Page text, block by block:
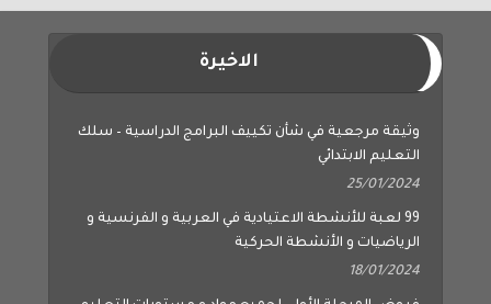
الاخيرة
وثيقة مرجعية في شأن تكييف البرامج الدراسية – سلك
التعليم الابتدائي
25/01/2024
99 لعبة للأنشطة الاعتيادية في العربية و الفرنسية و
الرياضيات و الأنشطة الحركية
18/01/2024